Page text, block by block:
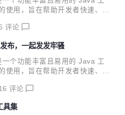
了，所以被很多公司禁用，因
使用，旨在帮助开发者快速、便
、IO、加密、数据库 JDBC、JS
核心维护者阿超登上Gitee封面
传送门：https://gitee.com/git
，我代表Hutool全体维护者，
评论
布，一起发发牢骚
个功能丰富且易用的 Java 工
使用，旨在帮助开发者快速、便
、IO、加密、数据库 JDBC、JS
评论
具集